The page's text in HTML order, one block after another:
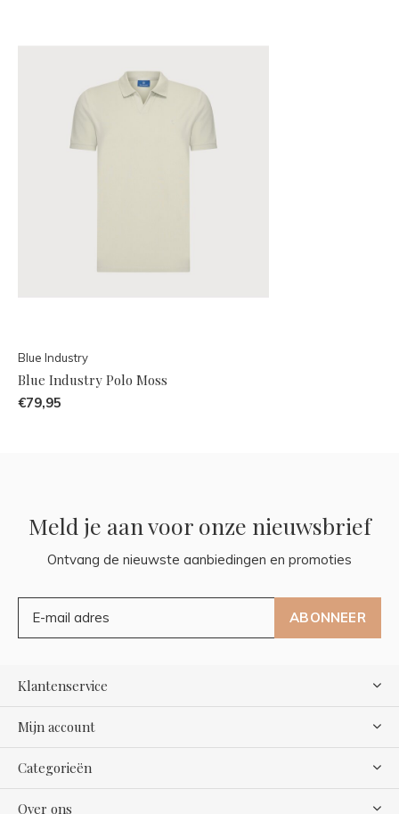
Blue Industry
Blue Industry Polo Moss
€79,95
Meld je aan voor onze nieuwsbrief
Ontvang de nieuwste aanbiedingen en promoties
ABONNEER
Klantenservice
Mijn account
Categorieën
Over ons